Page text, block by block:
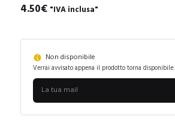
4.50€ "IVA inclusa"
Non disponibile
Verrai avvisato appena il prodotto torna disponibile: